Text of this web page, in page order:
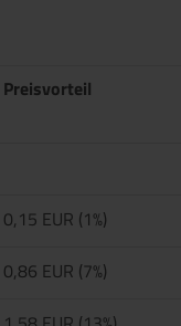
Preisvorteil
0,15 EUR (1%)
0,86 EUR (7%)